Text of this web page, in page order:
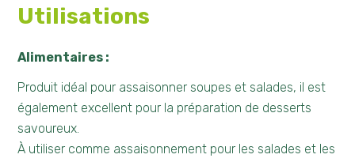
Utilisations
Alimentaires :
Produit idéal pour assaisonner soupes et salades, il est
également excellent pour la préparation de desserts
savoureux.
À utiliser comme assaisonnement pour les salades et les